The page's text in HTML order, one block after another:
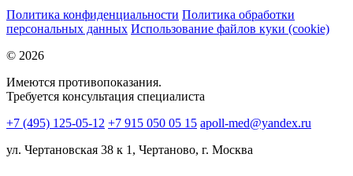
Политика конфиденциальности Политика обработки
персональных данных Использование файлов куки (cookie)
© 2026
Имеются противопоказания.
Требуется консультация специалиста
+7 (495) 125-05-12 +7 915 050 05 15 apoll-med@yandex.ru
ул. Чертановская 38 к 1, Чертаново, г. Москва